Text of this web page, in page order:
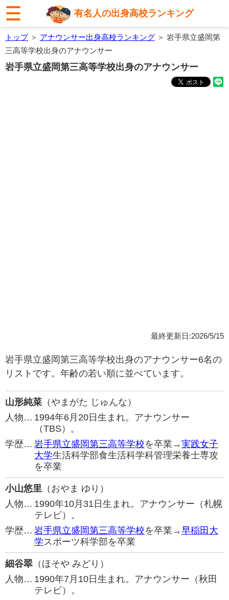
有名人の出身高校ランキング
トップ＞ アナウンサー出身高校ランキング ＞ 岩手県立盛岡第
三高等学校出身のアナウンサー
岩手県立盛岡第三高等学校出身のアナウンサー
最終更新日:2026/5/15
岩手県立盛岡第三高等学校出身のアナウンサー6名の
リストです。年齢の若い順に並べています。
山形純菜 （やまがた じゅんな）
人物… 1994年6月20日生まれ。アナウンサー
（TBS）。
学歴… 岩手県立盛岡第三高等学校を卒業→実践女子
大学生活科学部食生活科学科管理栄養士専攻
を卒業
小山悠里 （おやま ゆり）
人物… 1990年10月31日生まれ。アナウンサー（札幌
テレビ）。
学歴… 岩手県立盛岡第三高等学校を卒業→早稲田大
学スポーツ科学部を卒業
細谷翠 （ほそや みどり）
人物… 1990年7月10日生まれ。アナウンサー（秋田
テレビ）。